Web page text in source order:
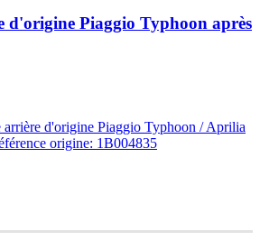
d'origine Piaggio Typhoon après
arrière d'origine Piaggio Typhoon / Aprilia
origine: 1B004835